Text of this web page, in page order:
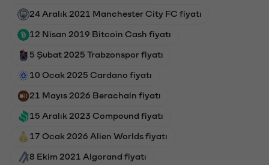
24 Aralık 2021 Manchester City FC fiyatı
12 Nisan 2019 Bitcoin Cash fiyatı
5 Şubat 2025 Trabzonspor fiyatı
10 Ocak 2025 Cardano fiyatı
21 Mayıs 2026 Berachain fiyatı
15 Aralık 2023 Compound fiyatı
17 Ocak 2026 Alien Worlds fiyatı
8 Ekim 2021 Algorand fiyatı